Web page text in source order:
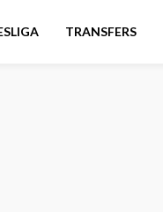
TRANSFERS